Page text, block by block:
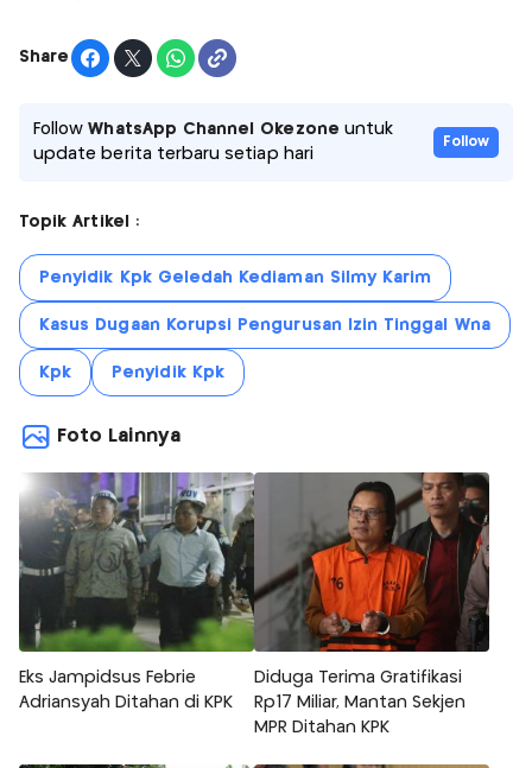
Share
FollowWhatsApp Channel Okezone untuk
update berita terbaru setiap hari
Follow
Topik Artikel :
Penyidik Kpk Geledah Kediaman Silmy Karim
Kasus Dugaan Korupsi Pengurusan Izin Tinggal Wna
Kpk Penyidik Kpk
Foto Lainnya
Eks Jampidsus Febrie
Adriansyah Ditahan di KPK
Diduga Terima Gratifikasi
Rp17 Miliar, Mantan Sekjen
MPR Ditahan KPK